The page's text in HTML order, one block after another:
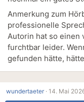
Anmerkung zum
professionelle
Autorin hat so einen
furchtbar leider.
gefunden hätte,
wundertaeter · 14. Mai